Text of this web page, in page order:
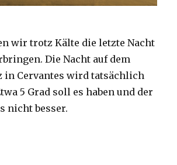
wir trotz Kälte die letzte Nacht
Die Nacht auf dem
in Cervantes wird tatsächlich
5 Grad soll es haben und der
nicht besser.